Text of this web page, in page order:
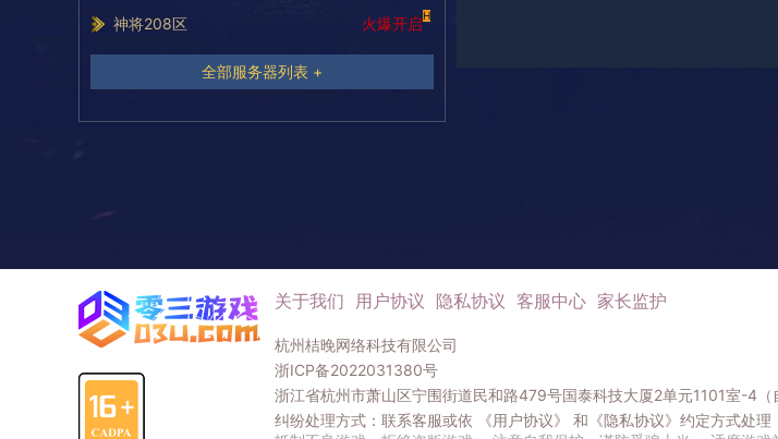
神将208区 火爆开启H
全部服务器列表 +
关于我们 用户协议 隐私协议 客服中心 家长监护
杭州桔晚网络科技有限公司
浙ICP备2022031380号
浙江省杭州市萧山区宁围街道民和路479号国泰科技大厦2单元1101室-4（
纠纷处理方式：联系客服或依
《用户协议》 和 《隐私协议》 约定方式处理